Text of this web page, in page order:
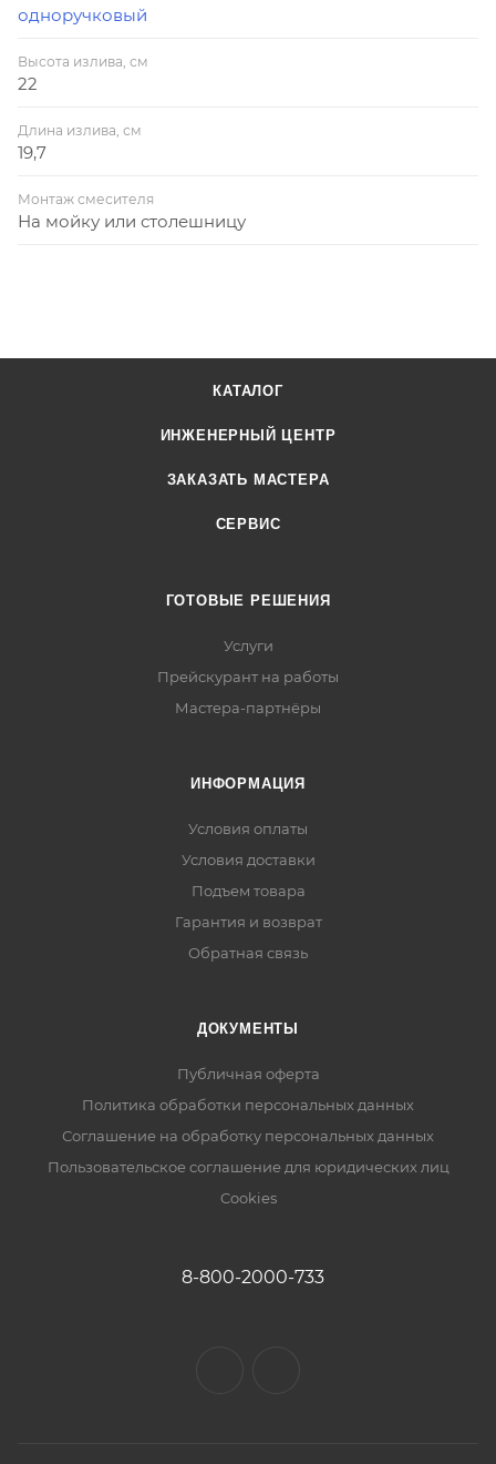
одноручковый
Высота излива, см
22
Длина излива, см
19,7
Монтаж смесителя
На мойку или столешницу
КАТАЛОГ
ИНЖЕНЕРНЫЙ ЦЕНТР
ЗАКАЗАТЬ МАСТЕРА
СЕРВИС
ГОТОВЫЕ РЕШЕНИЯ
Услуги
Прейскурант на работы
Мастера-партнёры
ИНФОРМАЦИЯ
Условия оплаты
Условия доставки
Подъем товара
Гарантия и возврат
Обратная связь
ДОКУМЕНТЫ
Публичная оферта
Политика обработки персональных данных
Соглашение на обработку персональных данных
Пользовательское соглашение для юридических лиц
Cookies
8-800-2000-733